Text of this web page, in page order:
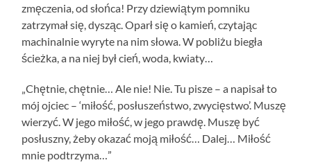
zmęczenia, od słońca! Przy dziewiątym pomniku
zatrzymał się, dysząc. Oparł się o kamień, czytając
machinalnie wyryte na nim słowa. W pobliżu biegła
ścieżka, a na niej był cień, woda, kwiaty…
„Chętnie, chętnie… Ale nie! Nie. Tu pisze – a napisał to
mój ojciec – ‘miłość, posłuszeństwo, zwycięstwo’. Muszę
wierzyć. W jego miłość, w jego prawdę. Muszę być
posłuszny, żeby okazać moją miłość… Dalej… Miłość
mnie podtrzyma…”